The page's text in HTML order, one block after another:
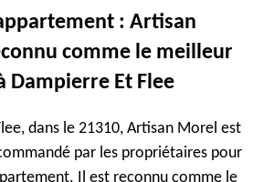
: Artisan
comme le meilleur
Dampierre Et Flee
dans le 21310, Artisan Morel est
par les propriétaires pour
Il est reconnu comme le